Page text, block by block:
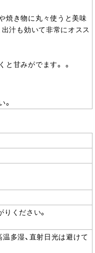
焼き物に丸々使うと美味
出汁も効いて非常にオスス
甘みがでます。 。
。
ください。
多湿、直射日光は避けて